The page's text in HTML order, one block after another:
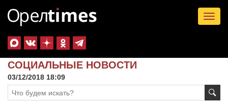
СОЦИАЛЬНЫЕ НОВОСТИ
03/12/2018 18:09